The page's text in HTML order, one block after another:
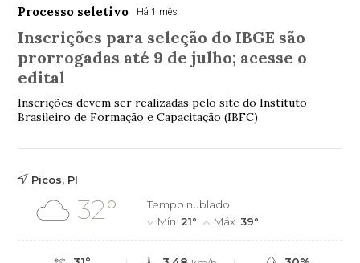
Processo seletivo Há 1 mês
Inscrições para seleção do IBGE são
prorrogadas até 9 de julho; acesse o
edital
Inscrições devem ser realizadas pelo site do Instituto
Brasileiro de Formação e Capacitação (IBFC)
Picos, PI
32°
Tempo nublado
Mín. 21° Máx.39°